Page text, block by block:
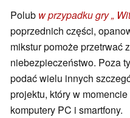
Polub w przypadku gry „
poprzednich części,
mikstur pomoże przetrwać
niebezpieczeństwo. Poza
podać wielu innych
projektu, który w
komputery PC i smartfony.